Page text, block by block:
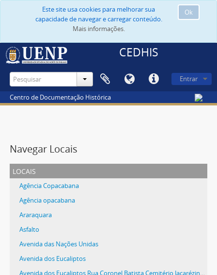
Ok
Este site usa cookies para melhorar sua
capacidade de navegar e carregar conteúdo.
Mais informações.
CEDHIS
Entrar
Centro de Documentação Histórica
Navegar Locais
locais
Agência Copacabana
Agência opacabana
Araraquara
Asfalto
Avenida das Nações Unidas
Avenida dos Eucaliptos
Avenida dos Eucaliptos Rua Coronel Batista Cemitério Jacarézinho